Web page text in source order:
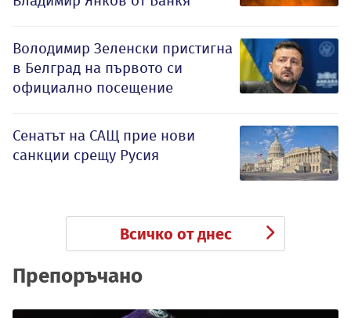
Володимир Зеленски пристигна
в Белград на първото си
официално посещение
Сенатът на САЩ прие нови
санкции срещу Русия
Всичко от днес
Препоръчано